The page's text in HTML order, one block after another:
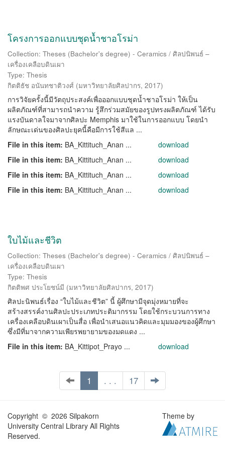
โครงการออกแบบชุดน้ำชาอโรม่า
Collection: Theses (Bachelor's degree) - Ceramics / ศิลปนิพนธ์ –
เครื่องเคลือบดินเผา
Type: Thesis
กิตติธัช อนันทชาติวงศ์ (มหาวิทยาลัยศิลปากร, 2017)
การวิจัยครั้งนี้มีวัตถุประสงค์เพื่อออกแบบชุดน้ำชาอโรม่า ให้เป็น
ผลิตภัณฑ์ที่สามารถนำความ รู้สึกร่วมสมัยของรูปทรงผลิตภัณฑ์ ได้รับ
แรงบันดาลใจมาจากศิลปะ Memphis มาใช้ในการออกแบบ โดยนำ
ลักษณะเด่นของศิลปะยุคนี้คือมีการใช้สีแล ...
File in this item: BA_Kittituch_Anan ...
download
File in this item: BA_Kittituch_Anan ...
download
File in this item: BA_Kittituch_Anan ...
download
File in this item: BA_Kittituch_Anan ... download
ใบไม้และชีวิต
Collection: Theses (Bachelor's degree) - Ceramics / ศิลปนิพนธ์ –
เครื่องเคลือบดินเผา
Type: Thesis
กิตติพศ ประโยชน์มี (มหาวิทยาลัยศิลปากร, 2017)
ศิลปะนิพนธ์เรื่อง “ใบไม้และชีวิต” นี้ ผู้ศึกษามีจุดมุ่งหมายที่จะ
สร้างสรรค์งานศิลปะประเภทประติมากรรม โดยใช้กระบวนการทาง
เครื่องเคลือบดินเผาเป็นสื่อ เพื่อนำเสนอแนวคิดและมุมมองของผู้ศึกษา
ซึ่งมีที่มาจากความเพียรพยายามของมดแดง ...
File in this item: BA_Kittipot_Prayo ... download
1 . . . 17
Copyright © 2026 Silpakorn
University Central Library All Rights
Reserved.
Theme by